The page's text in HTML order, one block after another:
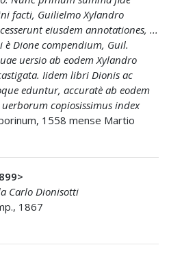
facti, Guilielmo Xylandro
eiusdem annotationes, ...
Dione compendium, Guil.
uersio ab eodem Xylandro
Iidem libri Dionis ac
eduntur, accuratè ab eodem
copiosissimus index
1558 mense Martio
Carlo Dionisotti
1867